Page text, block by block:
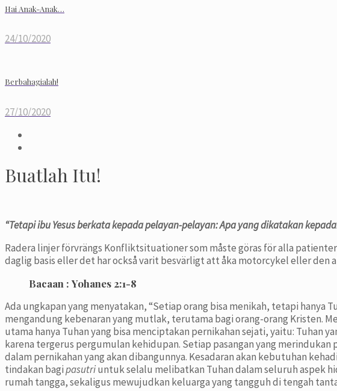
Hai Anak-Anak…
24/10/2020
Berbahagialah!
27/10/2020
Buatlah Itu!
“Tetapi ibu Yesus berkata kepada pelayan-pelayan: Apa yang dikatakan
Radera linjer förvrängs Konfliktsituationer som måste göras för alla
daglig basis eller det har också varit besvärligt att åka motorcykel eller den
Bacaan : Yohanes 2:1-8
Ada ungkapan yang menyatakan, “Setiap orang bisa menikah, tetapi hanya
mengandung kebenaran yang mutlak, terutama bagi orang-orang Kristen.
utama hanya Tuhan yang bisa menciptakan pernikahan sejati, yaitu: Tuhan
karena tergerus pergumulan kehidupan. Setiap pasangan yang merindukan
dalam pernikahan yang akan dibangunnya. Kesadaran akan kebutuhan
tindakan bagipasutriuntuk selalu melibatkan Tuhan dalam seluruh aspek
rumah tangga, sekaligus mewujudkan keluarga yang tangguh di tengah